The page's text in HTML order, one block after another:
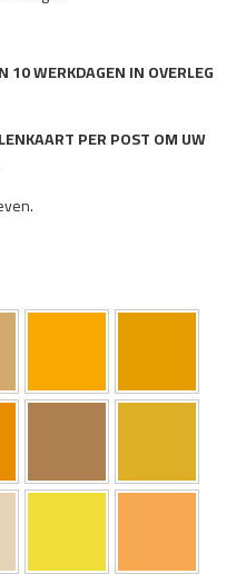
10 WERKDAGEN IN OVERLEG
PER POST OM UW